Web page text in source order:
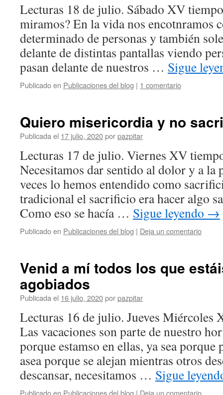
Lecturas 18 de julio. Sábado XV
miramos? En la vida nos encotnramos
determinado de personas y también
delante de distintas pantallas viendo
pasan delante de nuestros … Sigue
Publicado en Publicaciones del blog | 1 comentario
Quiero misericordia y no
Publicada el 17 julio, 2020porpazpitar
Lecturas 17 de julio. Viernes XV
Necesitamos dar sentido al dolor y a la
veces lo hemos entendido como
tradicional el sacrificio era hacer algo
Como eso se hacía … Sigue leyendo →
Publicado en Publicaciones del blog | Deja un comentario
Venid a mí todos los que
agobiados
Publicada el 16 julio, 2020porpazpitar
Lecturas 16 de julio. Jueves
Las vacaciones son parte de nuestro
porque estamso en ellas, ya sea
asea porque se alejan mientras otros
descansar, necesitamos … Sigue
Publicado en Publicaciones del blog | Deja un comentario